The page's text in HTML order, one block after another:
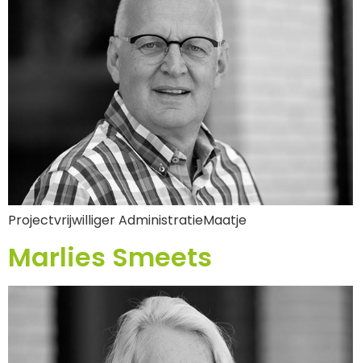
Projectvrijwilliger AdministratieMaatje
Marlies Smeets